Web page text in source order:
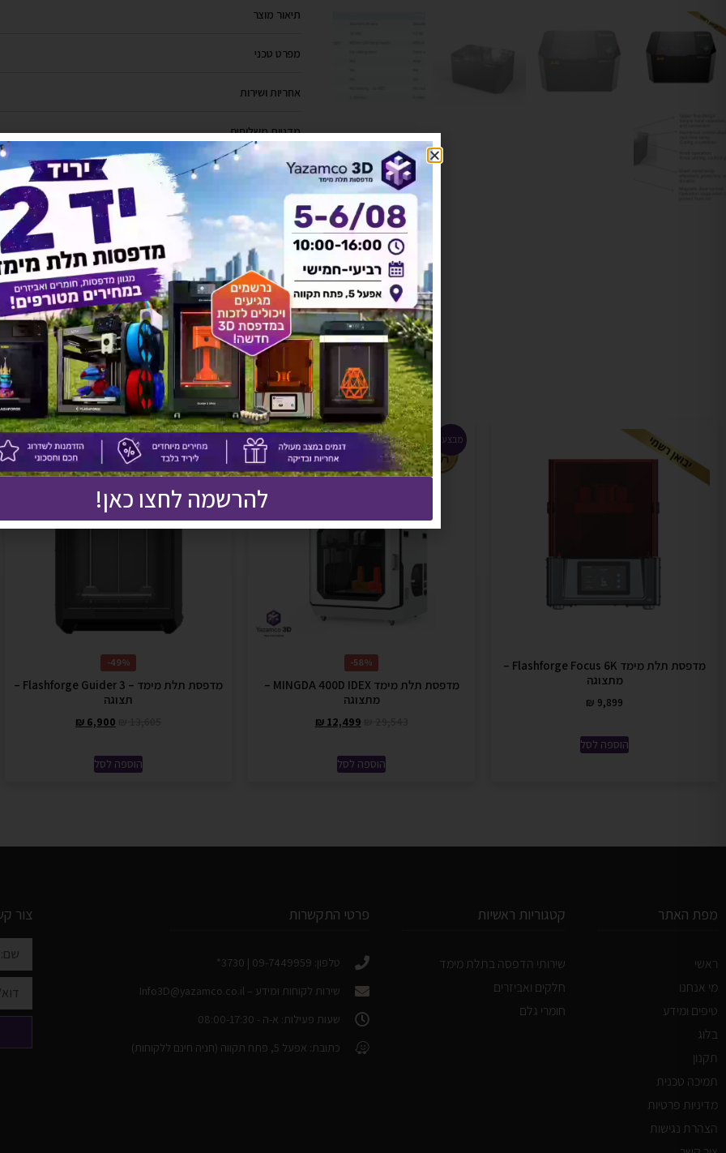
תיאור מוצר
מפרט טכני
אחריות ושירות
מדניות משלוחים
יש לך שאלה על המוצר?
לחץ כאן ונציגנו יחזרו אליך בהקדם!
להורדת מפרט מלא לחץ כאן
אולי יעניין אותך גם
מדפסת תלת מימד Flashforge Focus 6K –
מתצוגה
₪ 9,899
הוספה לסל
מבצע!
58%-
מדפסת תלת מימד MINGDA 400D IDEX –
מתצוגה
₪12,499
הוספה לסל
49%-
מדפסת תלת מימד – Flashforge Guider 3 –
תצוגה
₪ 6,900
הוספה לסל
מפת האתר
ראשי
מי אנחנו
טיפים ומידע
בלוג
תקנון
תמיכה טכנית
מדיניות פרטיות
הצהרת נגישות
קטגוריות ראשיות
שירותי הדפסה בתלת מימד
חלקים ואביזרים
חומרי גלם
פרטי התקשרות
טלפון: 09-7449959 | 3730*
שירות לקוחות ומידע – Info3D@yazamco.co.il
שעות פעילות: א-ה - 08:00-17:30
כתובת: אפעל 5, פתח תקווה (חניה חינם ללקוחות)
צור
להרשמה לחצו כאן!